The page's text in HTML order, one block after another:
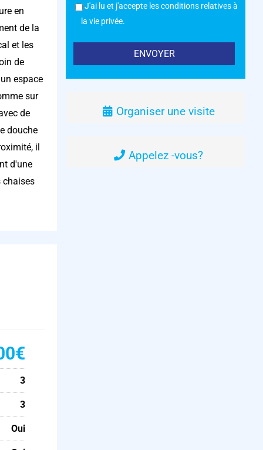
en
de la
et les
de
espace
sur
de
douche
il
d'une
chaises
3
3
Oui
J'ai lu et j'accepte les conditions relatives à
la vie privée.
Organiser une visite
Appelez -vous?